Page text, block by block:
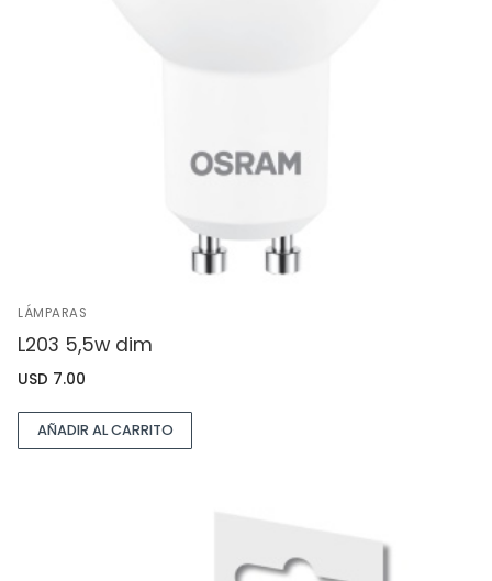
LÁMPARAS
L203 5,5w dim
USD 7.00
AÑADIR AL CARRITO